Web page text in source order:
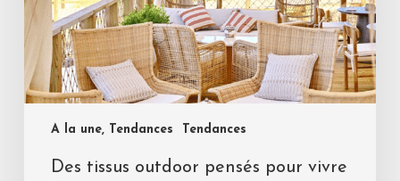
A la une, Tendances Tendances
Des tissus outdoor pensés pour vivre